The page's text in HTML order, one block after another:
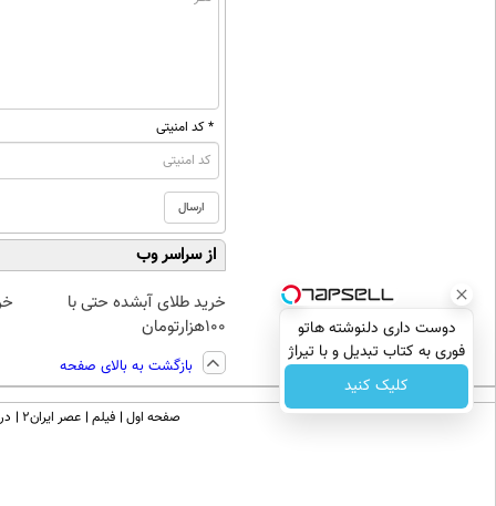
* کد امنیتی
از سراسر وب
خرید طلای آبشده حتی با
۱۰۰هزارتومان
بازگشت به بالای صفحه
دوست داری دلنوشته هاتو
فوری به کتاب تبدیل و با تیراژ
دلخواه چاپ کنی؟
کلیک کنید
صفحه اول فیلم عصر ایران۲